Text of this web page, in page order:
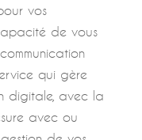
vos
de vous
qui gère
digitale, avec la
avec ou